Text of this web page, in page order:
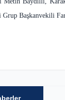
Grup Başkanvekili